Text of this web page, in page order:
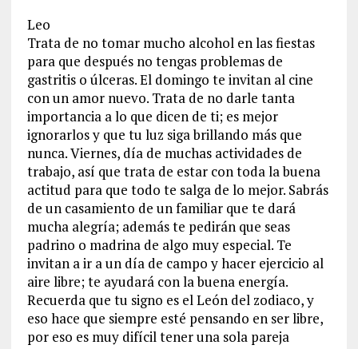
Leo
Trata de no tomar mucho alcohol en las fiestas
para que después no tengas problemas de
gastritis o úlceras. El domingo te invitan al cine
con un amor nuevo. Trata de no darle tanta
importancia a lo que dicen de ti; es mejor
ignorarlos y que tu luz siga brillando más que
nunca. Viernes, día de muchas actividades de
trabajo, así que trata de estar con toda la buena
actitud para que todo te salga de lo mejor. Sabrás
de un casamiento de un familiar que te dará
mucha alegría; además te pedirán que seas
padrino o madrina de algo muy especial. Te
invitan a ir a un día de campo y hacer ejercicio al
aire libre; te ayudará con la buena energía.
Recuerda que tu signo es el León del zodiaco, y
eso hace que siempre esté pensando en ser libre,
por eso es muy difícil tener una sola pareja